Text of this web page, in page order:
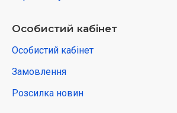
Особистий кабінет
Особистий кабінет
Замовлення
Розсилка новин